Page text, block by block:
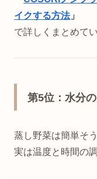
イクする方法」
で詳しくまとめてい
第5位：水分
蒸し野菜は簡単そ
実は温度と時間の